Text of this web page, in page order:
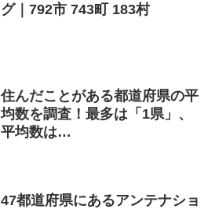
グ｜792市 743町 183村
住んだことがある都道府県の平
均数を調査！最多は「1県」、
平均数は…
47都道府県にあるアンテナショ